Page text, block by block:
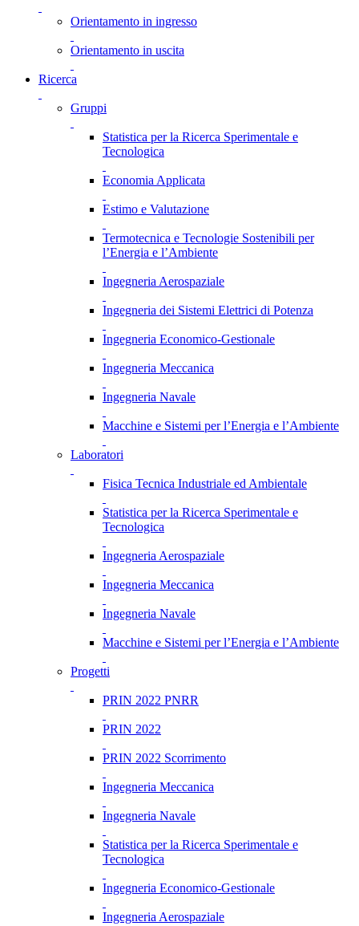
Orientamento in ingresso
Orientamento in uscita
Ricerca
Gruppi
Statistica per la Ricerca Sperimentale e
Tecnologica
Economia Applicata
Estimo e Valutazione
Termotecnica e Tecnologie Sostenibili per
l’Energia e l’Ambiente
Ingegneria Aerospaziale
Ingegneria dei Sistemi Elettrici di Potenza
Ingegneria Economico-Gestionale
Ingegneria Meccanica
Ingegneria Navale
Macchine e Sistemi per l’Energia e l’Ambiente
Laboratori
Fisica Tecnica Industriale ed Ambientale
Statistica per la Ricerca Sperimentale e
Tecnologica
Ingegneria Aerospaziale
Ingegneria Meccanica
Ingegneria Navale
Macchine e Sistemi per l’Energia e l’Ambiente
Progetti
PRIN 2022 PNRR
PRIN 2022
PRIN 2022 Scorrimento
Ingegneria Meccanica
Ingegneria Navale
Statistica per la Ricerca Sperimentale e
Tecnologica
Ingegneria Economico-Gestionale
Ingegneria Aerospaziale